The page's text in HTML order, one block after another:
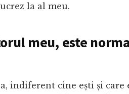
la al meu.
meu, este
indiferent cine ești și care